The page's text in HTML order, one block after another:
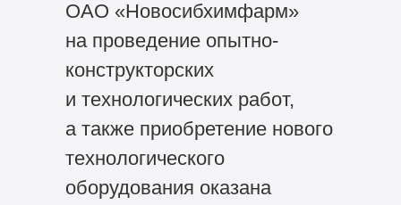
ОАО «Новосибхимфарм»
на проведение опытно-
конструкторских
и технологических работ,
а также приобретение нового
технологического
оборудования оказана